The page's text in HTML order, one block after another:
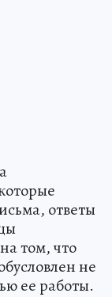
ответы
том, что
не
ее работы.